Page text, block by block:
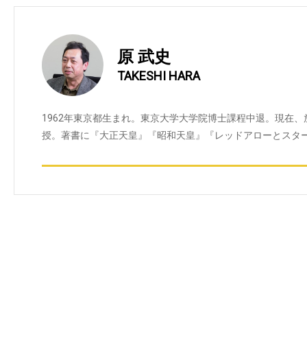
原 武史
TAKESHI HARA
1962年東京都生まれ。東京大学大学院博士課程中退。現在
授。著書に『大正天皇』『昭和天皇』『レッドアローとスタ